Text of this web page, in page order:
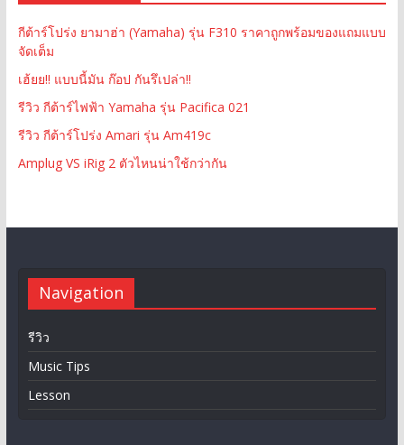
กีต้าร์โปร่ง ยามาฮ่า (Yamaha) รุ่น F310 ราคาถูกพร้อมของแถมแบบ
จัดเต็ม
เฮ้ยย!! แบบนี้มัน ก๊อป กันรึเปล่า!!
รีวิว กีต้าร์ไฟฟ้า Yamaha รุ่น Pacifica 021
รีวิว กีต้าร์โปร่ง Amari รุ่น Am419c
Amplug VS iRig 2 ตัวไหนน่าใช้กว่ากัน
Navigation
รีวิว
Music Tips
Lesson